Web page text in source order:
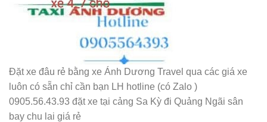
Đặt xe đâu rẻ bằng xe Ánh Dương Travel qua các giá xe
luôn có sẵn chỉ cần bạn LH hotline (có Zalo )
0905.56.43.93 đặt xe tại cảng Sa Kỳ đi Quảng Ngãi sân
bay chu lai giá rẻ